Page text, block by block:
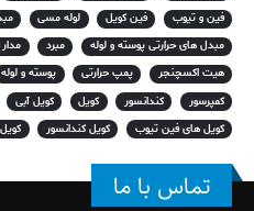
فین و تیوب
فین کویل لوله مسی
مبدل های حرارتی پوسته و لوله
مبرد
هیت اکسچنجر
پمپ حرارتی پوسته و لوله
کمپرسور
کندانسور کویل کویل آبی
کویل های فین تیوب
کویل کندانسور
تماس با ما